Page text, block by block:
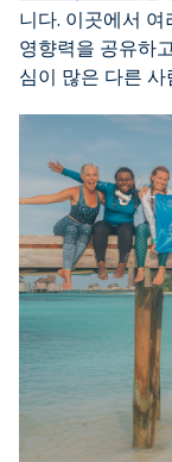
니다. 이곳에서
영향력을 공유하
심이 많은 다른